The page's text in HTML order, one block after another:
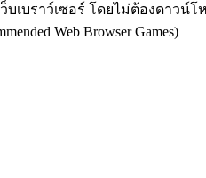
เบราว์เซอร์ โดยไม่ต้องดาวน์โ
Web Browser Games)